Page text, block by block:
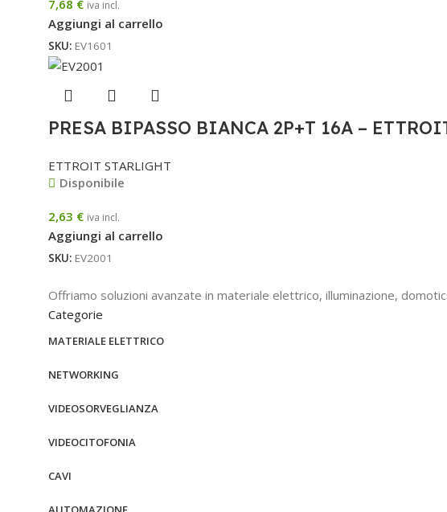
7,68 € iva incl.
Aggiungi al carrello
SKU: EV1601
PRESA BIPASSO BIANCA 2P+T 16A –
ETTROIT STARLIGHT
Disponibile
2,63 € iva incl.
Aggiungi al carrello
SKU: EV2001
Offriamo soluzioni avanzate in materiale elettrico, illuminazione,
Categorie
MATERIALE ELETTRICO
NETWORKING
VIDEOSORVEGLIANZA
VIDEOCITOFONIA
CAVI